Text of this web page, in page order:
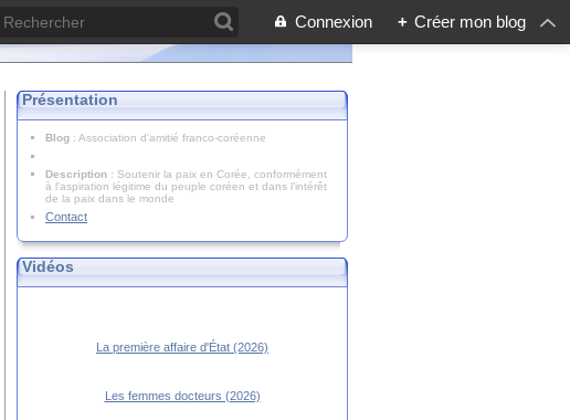
Connexion + Créer mon blog
Présentation
Blog : Association d'amitié franco-coréenne
Description : Soutenir la paix en Corée, conformément
à l'aspiration légitime du peuple coréen et dans l’intérêt
de la paix dans le monde
Contact
Vidéos
La première affaire d'État (2026)
Les femmes docteurs (2026)